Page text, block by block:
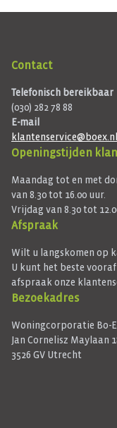
Contact
Telefonisch bereikbaar
(030) 282 78 88
E-mail
klantenservice@boex.nl
Openingstijden
Maandag tot en met
van 8.30 tot 16.00 uur.
Vrijdag van 8.30 tot
Afspraak
Wilt u langskomen op
U kunt het beste
afspraak onze
Bezoekadres
Woningcorporatie Bo-
Jan Cornelisz Maylaan
3526 GV Utrecht